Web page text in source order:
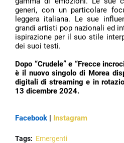
generi, con un particolare
leggera italiana. Le sue
grandi artisti pop nazionali ed
ispirazione per il suo stile
dei suoi testi.
Dopo “Crudele” e “Frecce
è il nuovo singolo di Morea
digitali di streaming e in
13 dicembre 2024.
Facebook | Instagram
Tags: Emergenti